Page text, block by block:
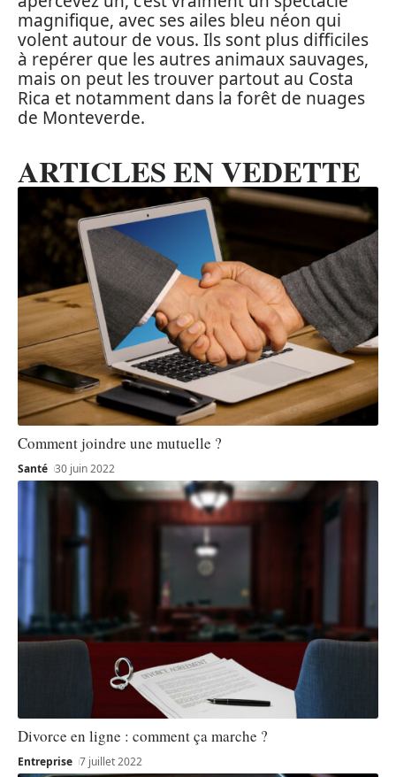
magnifique, avec ses ailes bleu néon qui
volent autour de vous. Ils sont plus difficiles
à repérer que les autres animaux sauvages,
mais on peut les trouver partout au Costa
Rica et notamment dans la forêt de nuages
de Monteverde.
ARTICLES EN VEDETTE
Comment joindre une mutuelle ?
Santé 30 juin 2022
Divorce en ligne : comment ça marche ?
Entreprise 7 juillet 2022